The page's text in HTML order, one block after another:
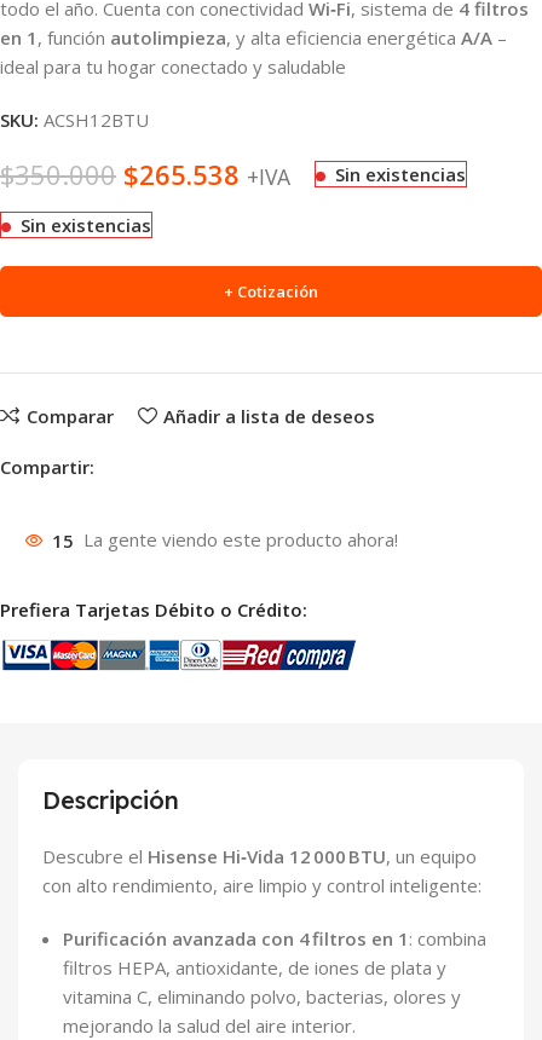
todo el año. Cuenta con conectividadWi‑Fi, sistema de 4 filtros
en 1 , función autolimpieza, y alta eficiencia energéticaA/A –
ideal para tu hogar conectado y saludable
SKU:ACSH12BTU
$350.000 $265.538 +IVA Sin existencias
Sin existencias
+ Cotización
Comparar Añadir a lista de deseos
Compartir:
15 La gente viendo este producto ahora!
Prefiera Tarjetas Débito o Crédito:
Descripción
Descubre el Hisense Hi‑Vida 12 000 BTU, un equipo
con alto rendimiento, aire limpio y control inteligente:
Purificación avanzada con 4 filtros en 1 : combina
filtros HEPA, antioxidante, de iones de plata y
vitamina C, eliminando polvo, bacterias, olores y
mejorando la salud del aire interior.